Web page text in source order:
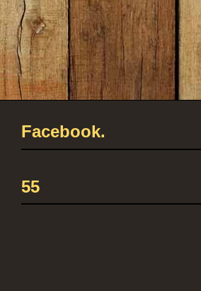
Facebook.
55